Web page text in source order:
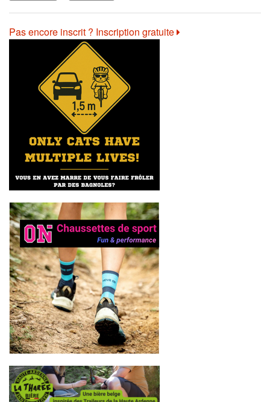
Pas encore inscrit ? Inscription gratuite